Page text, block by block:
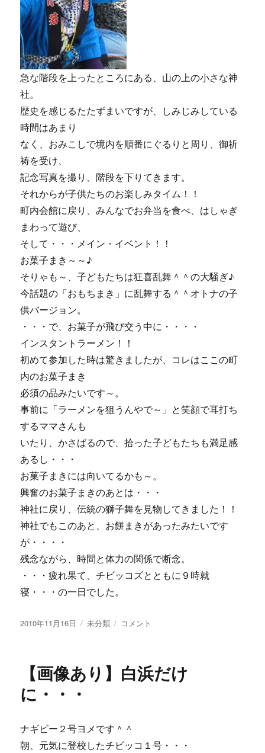
急な階段を上ったところにある、山の上の小さな神
社。
歴史を感じるたたずまいですが、しみじみしている
時間はあまり
なく、おみこしで境内を順番にぐるりと周り、御祈
祷を受け、
記念写真を撮り、階段を下りてきます。
それからが子供たちのお楽しみタイム！！
町内会館に戻り、みんなでお弁当を食べ、はしゃぎ
まわって遊び、
そして・・・メイン・イベント！！
お菓子まき～～♪
そりゃも～、子どもたちは狂喜乱舞＾＾の大騒ぎ♪
今話題の「おもちまき」に乱舞する＾＾オトナの子
供バージョン。
・・・で、お菓子が飛び交う中に・・・・
インスタントラーメン！！
初めて参加した時は驚きましたが、コレはここの町
内のお菓子まき
必須の品みたいです～。
事前に「ラーメンを狙うんやで～」と笑顔で耳打ち
するママさんも
いたり、かさばるので、拾った子どもたちも満足感
あるし・・・
お菓子まきには向いてるかも～。
興奮のお菓子まきのあとは・・・
神社に戻り、伝統の獅子舞を見物してきました！！
神社でもこのあと、お餅まきがあったみたいです
が・・・・
残念ながら、時間と体力の関係で断念。
・・・疲れ果て、チビッコズとともに９時就
寝・・・の一日でした。
投
2010年11月16日
カ
ー
未分類
【画
イ
ン
ラ
コメント
【画像あり】白浜だけ
に・・・
ナギビー２号ヨメです＾＾
朝、元気に登校したチビッコ１号・・・